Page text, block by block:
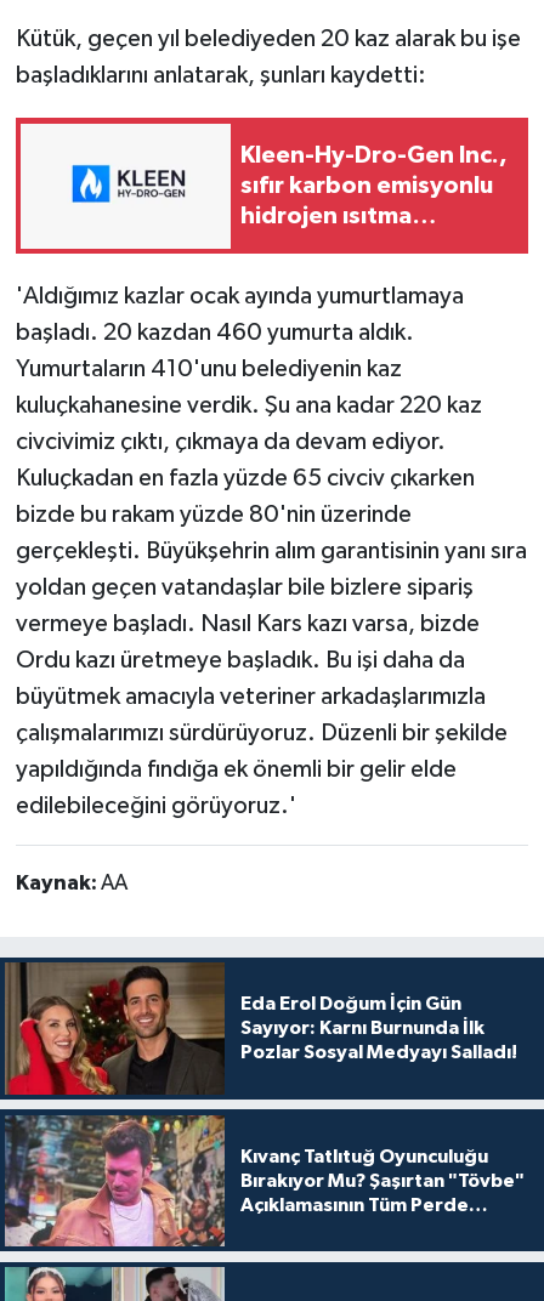
Kütük, geçen yıl belediyeden 20 kaz alarak bu işe
başladıklarını anlatarak, şunları kaydetti:
Kleen-Hy-Dro-Gen Inc.,
sıfır karbon emisyonlu
hidrojen ısıtma
onaylarını aldı
'Aldığımız kazlar ocak ayında yumurtlamaya
başladı. 20 kazdan 460 yumurta aldık.
Yumurtaların 410'unu belediyenin kaz
kuluçkahanesine verdik. Şu ana kadar 220 kaz
civcivimiz çıktı, çıkmaya da devam ediyor.
Kuluçkadan en fazla yüzde 65 civciv çıkarken
bizde bu rakam yüzde 80'nin üzerinde
gerçekleşti. Büyükşehrin alım garantisinin yanı sıra
yoldan geçen vatandaşlar bile bizlere sipariş
vermeye başladı. Nasıl Kars kazı varsa, bizde
Ordu kazı üretmeye başladık. Bu işi daha da
büyütmek amacıyla veteriner arkadaşlarımızla
çalışmalarımızı sürdürüyoruz. Düzenli bir şekilde
yapıldığında fındığa ek önemli bir gelir elde
edilebileceğini görüyoruz.'
Kaynak: AA
Eda Erol Doğum İçin Gün
Sayıyor: Karnı Burnunda İlk
Pozlar Sosyal Medyayı Salladı!
Kıvanç Tatlıtuğ Oyunculuğu
Bırakıyor Mu? Şaşırtan "Tövbe"
Açıklamasının Tüm Perde